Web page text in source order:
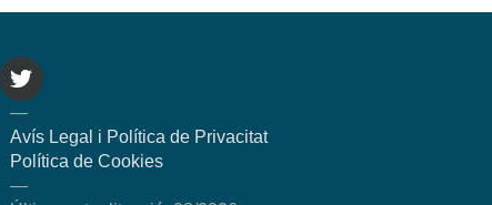
—
Avís Legal i Política de Privacitat
Política de Cookies
—